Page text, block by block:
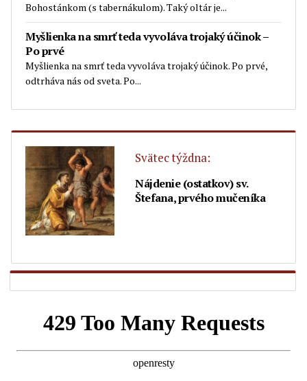
Bohostánkom (s tabernákulom). Taký oltár je...
Myšlienka na smrť teda vyvoláva trojaký účinok –
Po prvé
Myšlienka na smrť teda vyvoláva trojaký účinok. Po prvé,
odtrháva nás od sveta. Po...
Svätec týždna:
Nájdenie (ostatkov) sv.
Štefana, prvého mučeníka